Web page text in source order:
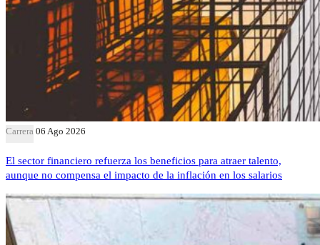
Carrera 06 Ago 2026
El sector financiero refuerza los beneficios para atraer talento,
aunque no compensa el impacto de la inflación en los salarios